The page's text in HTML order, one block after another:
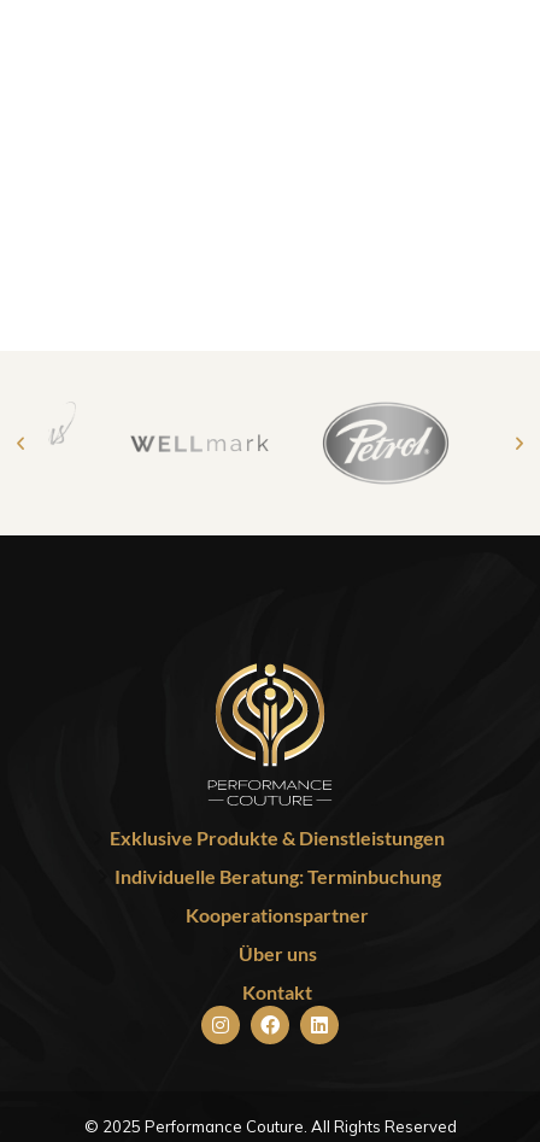
Exklusive Produkte & Dienstleistungen
Individuelle Beratung: Terminbuchung
Kooperationspartner
Über uns
Kontakt
© 2025 Performance Couture. All Rights Reserved